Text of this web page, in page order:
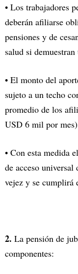
• Los trabajadores
deberán afiliarse
pensiones y de
salud si
• El monto del
sujeto a un techo
promedio de los
USD 6 mil por
• Con esta medida
de acceso
vejez y se cumplirá
2. La pensión de
componentes: